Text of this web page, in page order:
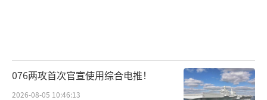
076两攻首次官宣使用综合电推！
2026-08-05 10:46:13